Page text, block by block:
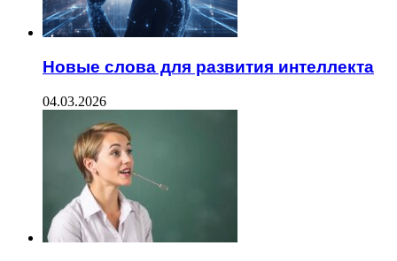
Новые слова для развития интеллекта
04.03.2026